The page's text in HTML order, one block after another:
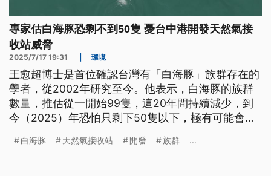
專家估白海豚恐剩不到50隻 憂台中港開發天然氣接
收站威脅
2025/7/17 19:31 環境
王愈超博士是首位確認台灣有「白海豚」族群存在的
學者，從2002年研究至今。他表示，白海豚的族群
數量，推估從一開始99隻，這20年間持續減少，到
今（2025）年恐怕只剩下50隻以下，極有可能會成
發天然氣接收站，將會重創白海豚生存。
白海豚 天然氣接收站 開發 族群 ...